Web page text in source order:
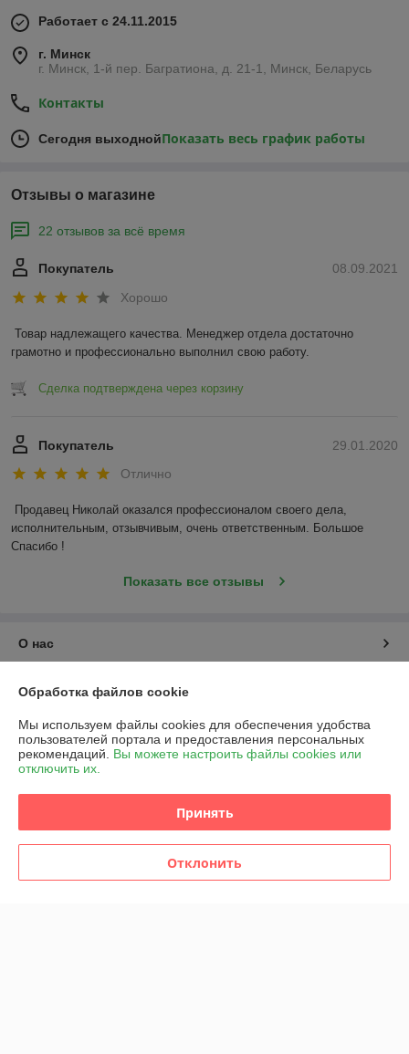
Работает с 24.11.2015
г. Минск
г. Минск, 1-й пер. Багратиона, д. 21-1, Минск, Беларусь
Контакты
Сегодня выходнойПоказать весь график работы
Отзывы о магазине
22 отзывов за всё время
08.09.2021
Покупатель
Хорошо
Товар надлежащего качества. Менеджер отдела достаточно
грамотно и профессионально выполнил свою работу.
Сделка подтверждена через корзину
29.01.2020
Покупатель
Отлично
Продавец Николай оказался профессионалом своего дела,
исполнительным, отзывчивым, очень ответственным. Большое
Спасибо !
Показать все отзывы
О нас
Контакты
Доставка и оплата
График работы
Политика обработки cookies
Обработка файлов cookie
Мы используем файлы cookies для обеспечения удобства
пользователей портала и предоставления персональных
рекомендаций. Вы можете настроить файлы cookies или
отключить их.
Принять
Отклонить